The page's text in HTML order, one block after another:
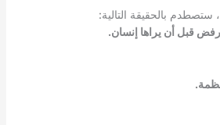
بالحقيقة التالية: